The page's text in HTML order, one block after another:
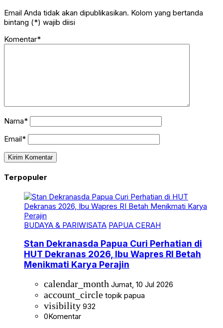
Email Anda tidak akan dipublikasikan. Kolom yang bertanda
bintang (*) wajib diisi
Komentar*
Nama*
Email*
Terpopuler
BUDAYA & PARIWISATA PAPUA CERAH
Stan Dekranasda Papua Curi Perhatian di
HUT Dekranas 2026, Ibu Wapres RI Betah
Menikmati Karya Perajin
calendar_month Jumat, 10 Jul 2026
account_circle topik papua
visibility 932
0Komentar